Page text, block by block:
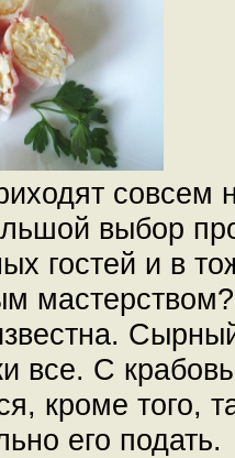
выбор
гостей и в
мастерством?
все. С
кроме того,
его подать.